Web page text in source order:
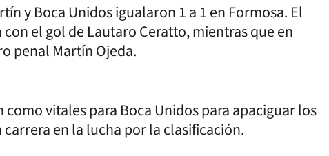
y Boca Unidos igualaron 1 a 1 en Formosa. El
el gol de Lautaro Ceratto, mientras que en
penal Martín Ojeda.
vitales para Boca Unidos para apaciguar los
en la lucha por la clasificación.